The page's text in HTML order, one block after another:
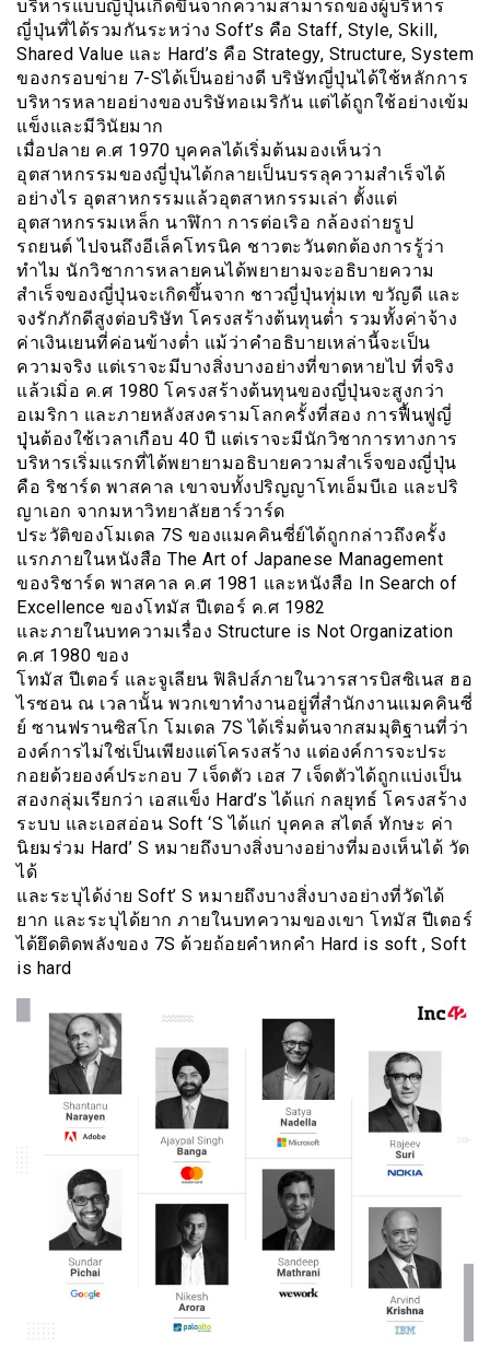
บริหารแบบญี่ปุ่นเกิดขึ้นจากความสามารถของผู้บริหาร
ญี่ปุ่นที่ได้รวมกันระหว่าง Soft’s คือ Staff, Style, Skill,
Shared Value และ Hard’s คือ Strategy, Structure, System
ของกรอบข่าย 7-Sได้เป็นอย่างดี บริษัทญี่ปุ่นได้ใช้หลักการ
บริหารหลายอย่างของบริษัทอเมริกัน แต่ได้ถูกใช้อย่างเข้ม
แข็งและมีวินัยมาก
เมื่อปลาย ค.ศ 1970 บุคคลได้เริ่มต้นมองเห็นว่า
อุตสาหกรรมของญี่ปุ่นได้กลายเป็นบรรลุความสำเร็จได้
อย่างไร อุตสาหกรรมแล้วอุตสาหกรรมเล่า ตั้งแต่
อุตสาหกรรมเหล็ก นาฬิกา การต่อเริอ กล้องถ่ายรูป
รถยนต์ ไปจนถึงอีเล็คโทรนิค ชาวตะวันตกต้องการรู้ว่า
ทำไม นักวิชาการหลายคนได้พยายามจะอธิบายความ
สำเร็จของญี่ปุ่นจะเกิดขึ้นจาก ชาวญี่ปุ่นทุ่มเท ขวัญดี และ
จงรักภักดีสูงต่อบริษัท โครงสร้างต้นทุนต่ำ รวมทั้งค่าจ้าง
ค่าเงินเยนที่ค่อนข้างต่ำ แม้ว่าคำอธิบายเหล่านี้จะเป็น
ความจริง แต่เราจะมีบางสิ่งบางอย่างที่ขาดหายไป ที่จริง
แล้วเมิ่อ ค.ศ 1980 โครงสร้างต้นทุนของญี่ปุ่นจะสูงกว่า
อเมริกา และภายหลังสงครามโลกครั้งที่สอง การฟื้นฟูญี่
ปุุ่นต้องใช้เวลาเกือบ 40 ปี แต่เราจะมีนักวิชาการทางการ
บริหารเริ่มแรกที่ได้พยายามอธิบายความสำเร็จของญี่ปุ่น
คือ ริชาร์ด พาสคาล เขาจบทั้งปริญญาโทเอ็มบีเอ และปริ
ญาเอก จากมหาวิทยาลัยฮาร์วาร์ด
ประวัติของโมเดล 7S ของแมคคินซี่ย์ได้ถูกกล่าวถึงครั้ง
แรกภายในหนังสือ The Art of Japanese Management
ของริชาร์ด พาสคาล ค.ศ 1981 และหนังสือ In Search of
Excellence ของโทมัส ปีเตอร์ ค.ศ 1982
และภายในบทความเรื่อง Structure is Not Organization
ค.ศ 1980 ของ
โทมัส ปีเตอร์ และจูเลียน ฟิลิปส์ภายในวารสารบิสซิเนส ฮอ
ไรซอน ณ เวลานั้น พวกเขาทำงานอยู่ที่สำนักงานแมคคินซี่
ย์ ซานฟรานซิสโก โมเดล 7S ได้เริ่มต้นจากสมมุติฐานที่ว่า
องค์การไม่ใช่เป็นเพียงแต่โครงสร้าง แต่องค์การจะประ
กอยด้วยองค์ประกอบ 7 เจ็ดตัว เอส 7 เจ็ดตัวได้ถูกแบ่งเป็น
สองกลุ่มเรียกว่า เอสแข็ง Hard’s ได้แก่ กลยุทธ์ โครงสร้าง
ระบบ และเอสอ่อน Soft ‘S ได้แก่ บุคคล สไตล์ ทักษะ ค่า
นิยมร่วม Hard’ S หมายถึงบางสิ่งบางอย่างที่มองเห็นได้ วัด
ได้
และระบุได้ง่าย Soft’ S หมายถึงบางสิ่งบางอย่างที่วัดได้
ยาก และระบุได้ยาก ภายในบทความของเขา โทมัส ปีเตอร์
ได้ยึดติดพลังของ 7S ด้วยถ้อยคำหกคำ Hard is soft , Soft
is hard